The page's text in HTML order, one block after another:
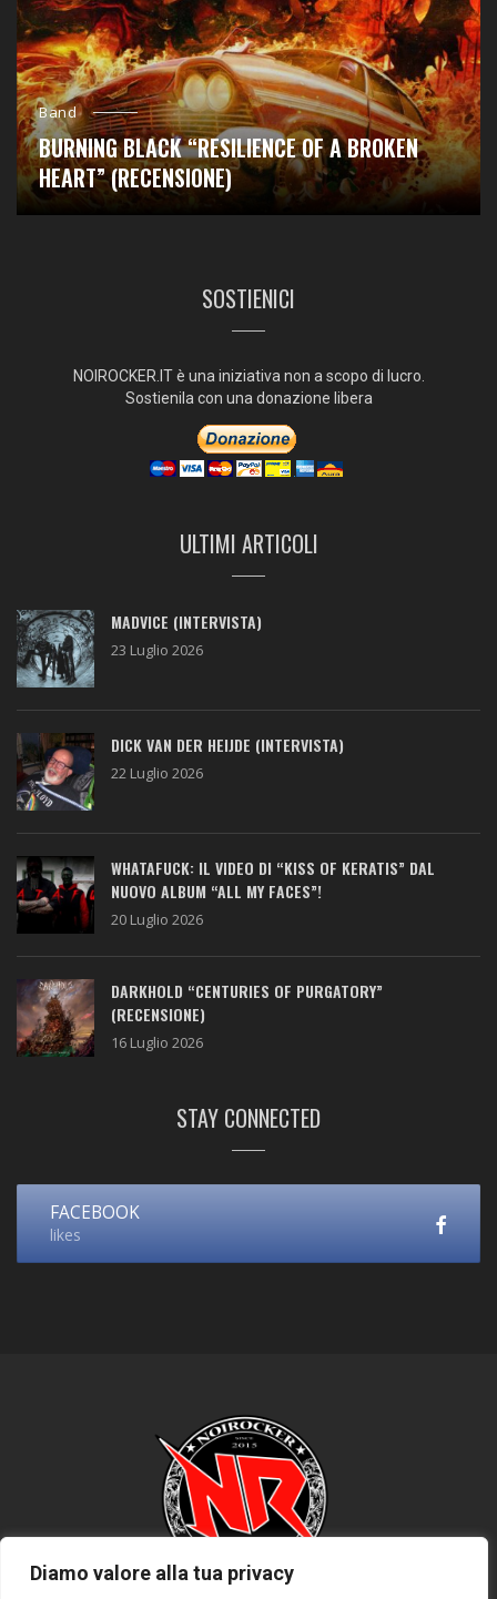
Diamo valore alla tua privacy
Band
BURNING BLACK “RESILIENCE OF A BROKEN
HEART” (RECENSIONE)
SOSTIENICI
NOIROCKER.IT è una iniziativa non a scopo di lucro.
Sostienila con una donazione libera
ULTIMI ARTICOLI
MADVICE (INTERVISTA)
23 Luglio 2026
DICK VAN DER HEIJDE (INTERVISTA)
22 Luglio 2026
WHATAFUCK: IL VIDEO DI “KISS OF KERATIS” DAL
NUOVO ALBUM “ALL MY FACES”!
20 Luglio 2026
DARKHOLD “CENTURIES OF PURGATORY”
(RECENSIONE)
16 Luglio 2026
STAY CONNECTED
FACEBOOK
likes